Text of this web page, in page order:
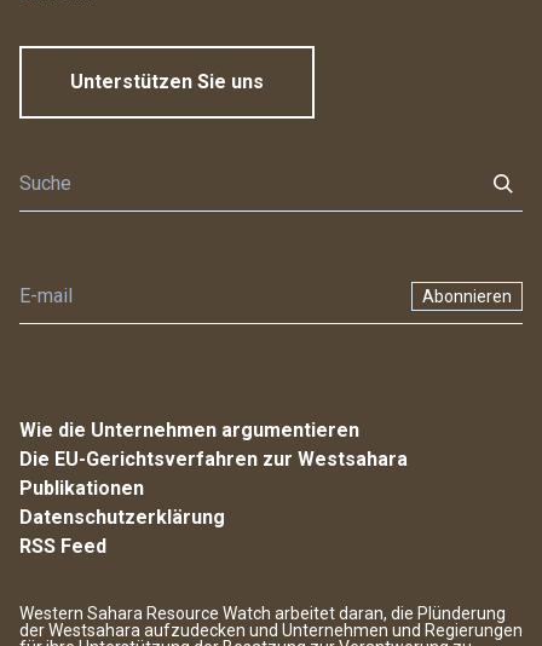
Unterstützen Sie uns
Abonnieren
Wie die Unternehmen argumentieren
Die EU-Gerichtsverfahren zur Westsahara
Publikationen
Datenschutzerklärung
RSS Feed
Western Sahara Resource Watch arbeitet daran, die Plünderung
der Westsahara aufzudecken und Unternehmen und Regierungen